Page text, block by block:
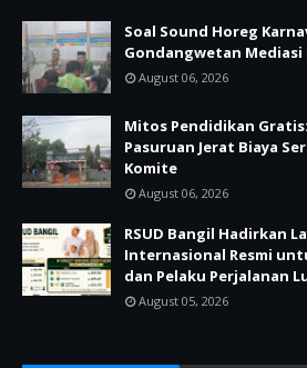
Soal Sound Horeg
Gondangwetan Mediasi
August 06, 2026
Mitos Pendidikan Gratis:
Pasuruan Jerat Biaya
Komite
August 06, 2026
RSUD Bangil Hadirkan
Internasional Resmi
dan Pelaku Perjalanan
August 05, 2026